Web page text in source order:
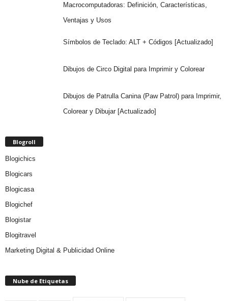
Macrocomputadoras: Definición, Características,
Ventajas y Usos
Símbolos de Teclado: ALT + Códigos [Actualizado]
Dibujos de Circo Digital para Imprimir y Colorear
Dibujos de Patrulla Canina (Paw Patrol) para Imprimir,
Colorear y Dibujar [Actualizado]
Blogroll
Blogichics
Blogicars
Blogicasa
Blogichef
Blogistar
Blogitravel
Marketing Digital & Publicidad Online
Nube de Etiquetas